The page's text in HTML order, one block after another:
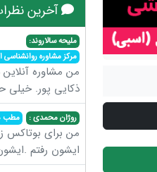
آخرین
ملیحه سالاروند:
مرکز مشاوره روانشناسی
من مشاوره آنلاین
ذکایی پور. خیلی
روژان محمدی : مطب
من برای بوتاکس
ایشون رفتم